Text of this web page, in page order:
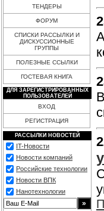
ТЕНДЕРЫ
ФОРУМ
СПИСКИ РАССЫЛКИ И
ДИСКУССИОННЫЕ
ГРУППЫ
ПОЛЕЗНЫЕ ССЫЛКИ
ГОСТЕВАЯ КНИГА
ДЛЯ ЗАРЕГИСТРИРОВАННЫХ
ПОЛЬЗОВАТЕЛЕЙ
ВХОД
РЕГИСТРАЦИЯ
РАССЫЛКИ НОВОСТЕЙ
IT-Новости
Новости компаний
Российские технологии
Новости ВПК
Нанотехнологии